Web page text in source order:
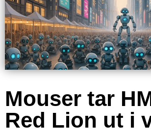
Mouser tar
Red Lion ut i